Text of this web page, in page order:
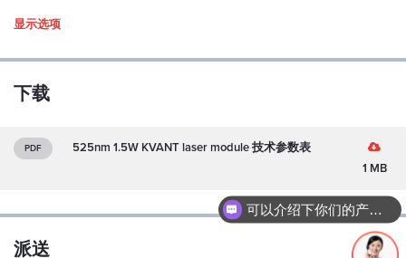
模式结构：
M2（水平/垂直）：
待定
功率稳定性（超过 1 小时，连续运行，预热后和 ±3°C）：
< 0.5 %
指向稳定性（超过 1 小时，连续运行，预热后和 ±3°C）：
< ±100 µrad
输出窗光束居中：
显示选项
下载
PDF
525nm 1.5W KVANT laser module 技术参数表
1 MB
派送
可以介绍下你们的产品么？